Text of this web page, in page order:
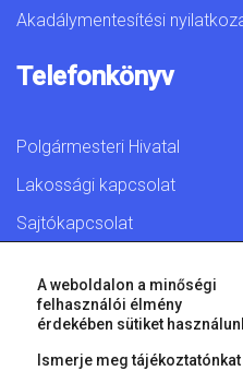
Akadálymentesítési
Telefonkönyv
Polgármesteri Hivatal
Lakossági kapcsolat
Sajtókapcsolat
© 2026 Győr Megyei Jogú
A weboldalon a minőségi
felhasználói élmény
érdekében sütiket
Ismerje meg tájékoztatónkat